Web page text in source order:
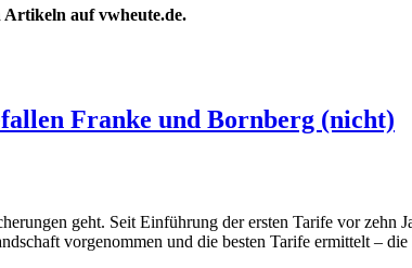
auf vwheute.de.
Franke und Bornberg (nicht)
geht. Seit Einführung der ersten Tarife vor zehn
vorgenommen und die besten Tarife ermittelt –